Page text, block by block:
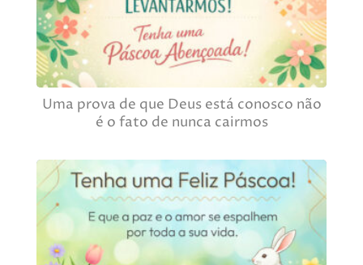
Uma prova de que Deus está conosco não
é o fato de nunca cairmos